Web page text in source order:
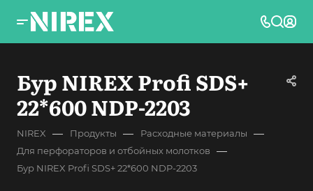
Бур NIREX Profi SDS+
22*600 NDP-2203
NIREX — Продукты — Расходные материалы —
Для перфораторов и отбойных молотков —
Бур NIREX Profi SDS+ 22*600 NDP-2203